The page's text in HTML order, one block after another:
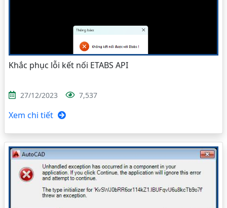
Khắc phục lỗi kết nối ETABS API
27/12/2023 7,537
Xem chi tiết